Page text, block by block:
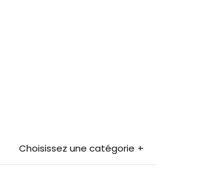
Choisissez une catégorie